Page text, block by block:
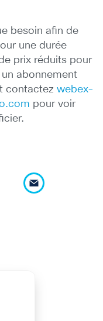
besoin afin de
une durée
prix réduits pour
un abonnement
contactez webex-
pour voir